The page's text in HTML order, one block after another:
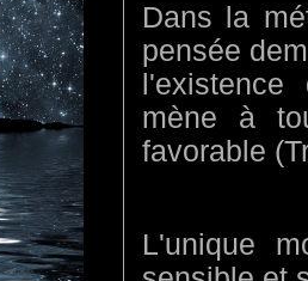
Dans la
pensée
mène à
favorable
L'unique